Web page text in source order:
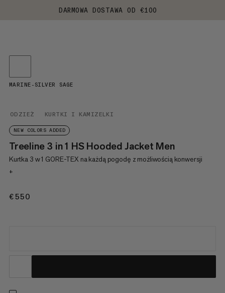
DARMOWA DOSTAWA OD €100
ODZIEŻ KURTKI I KAMIZELKI
NEW COLORS ADDED
Treeline 3 in 1 HS Hooded Jacket Men
Kurtka 3 w 1 GORE-TEX na każdą pogodę z możliwością konwersji
+
€550
MARINE-SILVER SAGE